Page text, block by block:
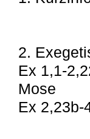
2.
Ex 1,1-
Mose
Ex 2,23b-